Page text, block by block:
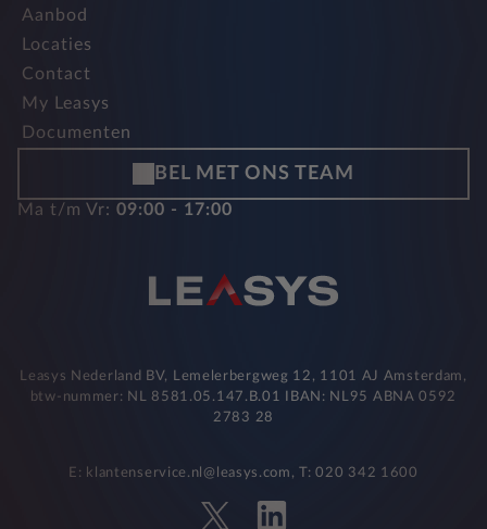
Aanbod
Locaties
Contact
My Leasys
Documenten
BEL MET ONS TEAM
Ma t/m Vr: 09:00 - 17:00
Leasys Nederland BV, Lemelerbergweg 12, 1101 AJ Amsterdam,
btw-nummer: NL 8581.05.147.B.01 IBAN: NL95 ABNA 0592
2783 28
E: klantenservice.nl@leasys.com, T: 020 342 1600